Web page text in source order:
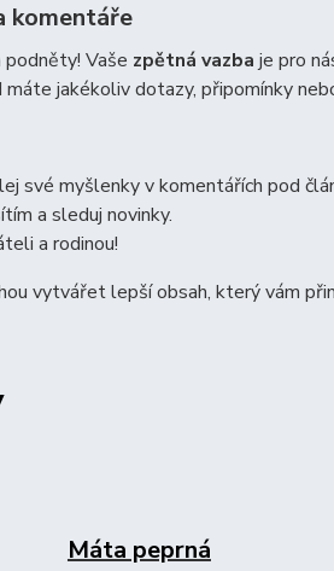
komentáře
podněty! Vaše zpětná vazba je pro
máte jakékoliv dotazy, připomínky
své myšlenky v komentářích pod
a sleduj novinky.
a rodinou!
vytvářet lepší obsah, který vám
Máta peprná